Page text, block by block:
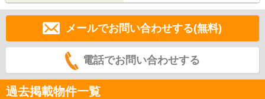
メールでお問い合わせする(無料)
電話でお問い合わせする
過去掲載物件一覧